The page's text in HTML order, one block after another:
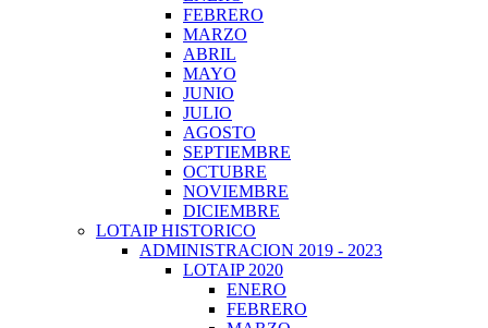
FEBRERO
MARZO
ABRIL
MAYO
JUNIO
JULIO
AGOSTO
SEPTIEMBRE
OCTUBRE
NOVIEMBRE
DICIEMBRE
LOTAIP HISTORICO
ADMINISTRACION 2019 - 2023
LOTAIP 2020
ENERO
FEBRERO